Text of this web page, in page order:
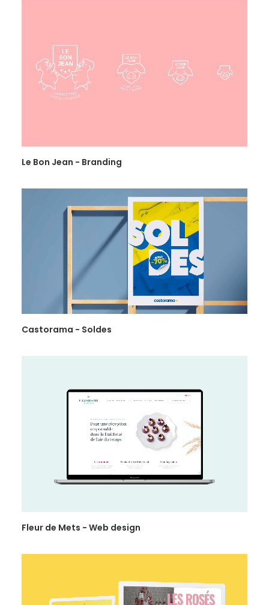
Le Bon Jean - Branding
Castorama - Soldes
Fleur de Mets - Web design